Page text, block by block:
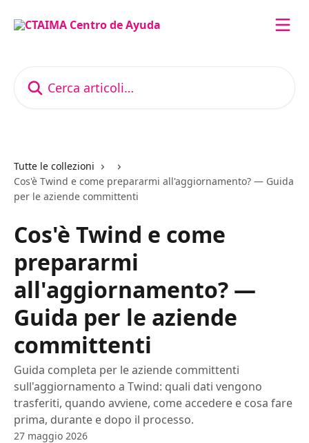
Tutte le collezioni
Cos'è Twind e come prepararmi all'aggiornamento? — Guida
per le aziende committenti
Cos'è Twind e come
prepararmi
all'aggiornamento? —
Guida per le aziende
committenti
Guida completa per le aziende committenti
sull'aggiornamento a Twind: quali dati vengono
trasferiti, quando avviene, come accedere e cosa fare
prima, durante e dopo il processo.
27 maggio 2026